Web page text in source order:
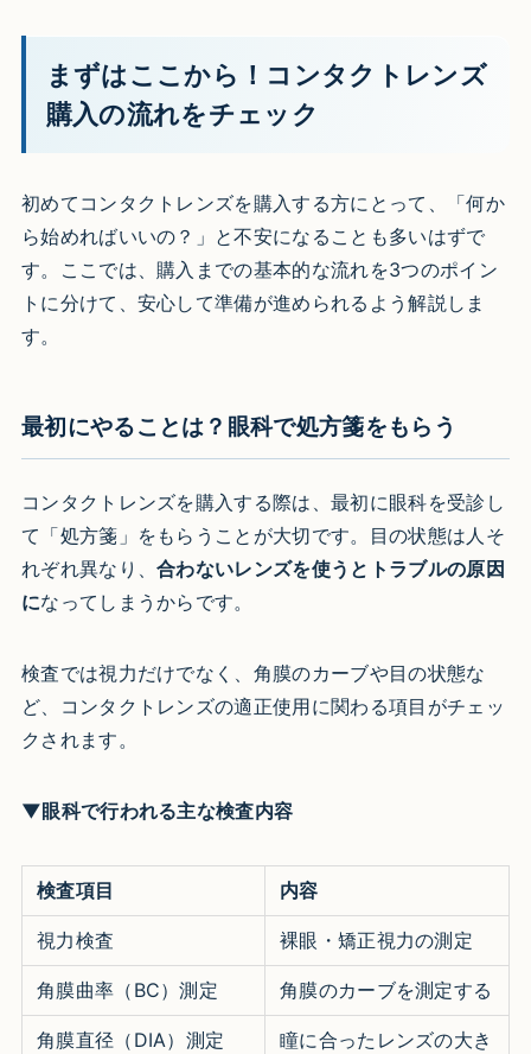
まずはここから！コンタクトレンズ
購入の流れをチェック
初めてコンタクトレンズを購入する方にとって、「何か
ら始めればいいの？」と不安になることも多いはずで
す。ここでは、購入までの基本的な流れを3つのポイン
トに分けて、安心して準備が進められるよう解説しま
す。
最初にやることは？眼科で処方箋をもらう
コンタクトレンズを購入する際は、最初に眼科を受診し
て「処方箋」をもらうことが大切です。目の状態は人そ
れぞれ異なり、合わないレンズを使うとトラブルの原因
になってしまうからです。
検査では視力だけでなく、角膜のカーブや目の状態な
ど、コンタクトレンズの適正使用に関わる項目がチェッ
クされます。
▼眼科で行われる主な検査内容
検査項目 内容
視力検査 裸眼・矯正視力の測定
角膜曲率（BC）測定 角膜のカーブを測定する
角膜直径（DIA）測定
瞳に合ったレンズの大き